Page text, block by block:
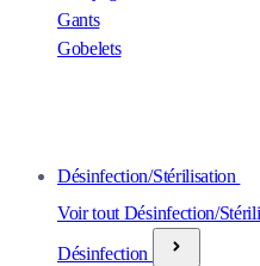
Gants
Gobelets
Désinfection/Stérilisation
Voir tout Désinfection/
Désinfection